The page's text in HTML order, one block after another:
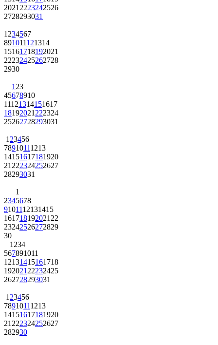
2021 2223242526
2728293031
1 234567
891011121314
15161718192021
22232425262728
2930
1 23
45678910
11121314151617
18192021 222324
25262728293031
1 23456
78910111213
14151617181920
21 222324252627
28293031
1
2345678
9101112131415
161718192021 22
23242526272829
30
1 234
567891011
12131415161718
192021 22232425
262728293031
1 23456
78910111213
14151617181920
21 222324252627
282930